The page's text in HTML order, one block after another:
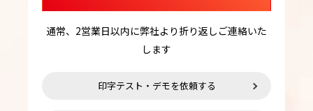
通常、2営業日以内に弊社より折り返しご連絡いた
します
印字テスト・デモを依頼する